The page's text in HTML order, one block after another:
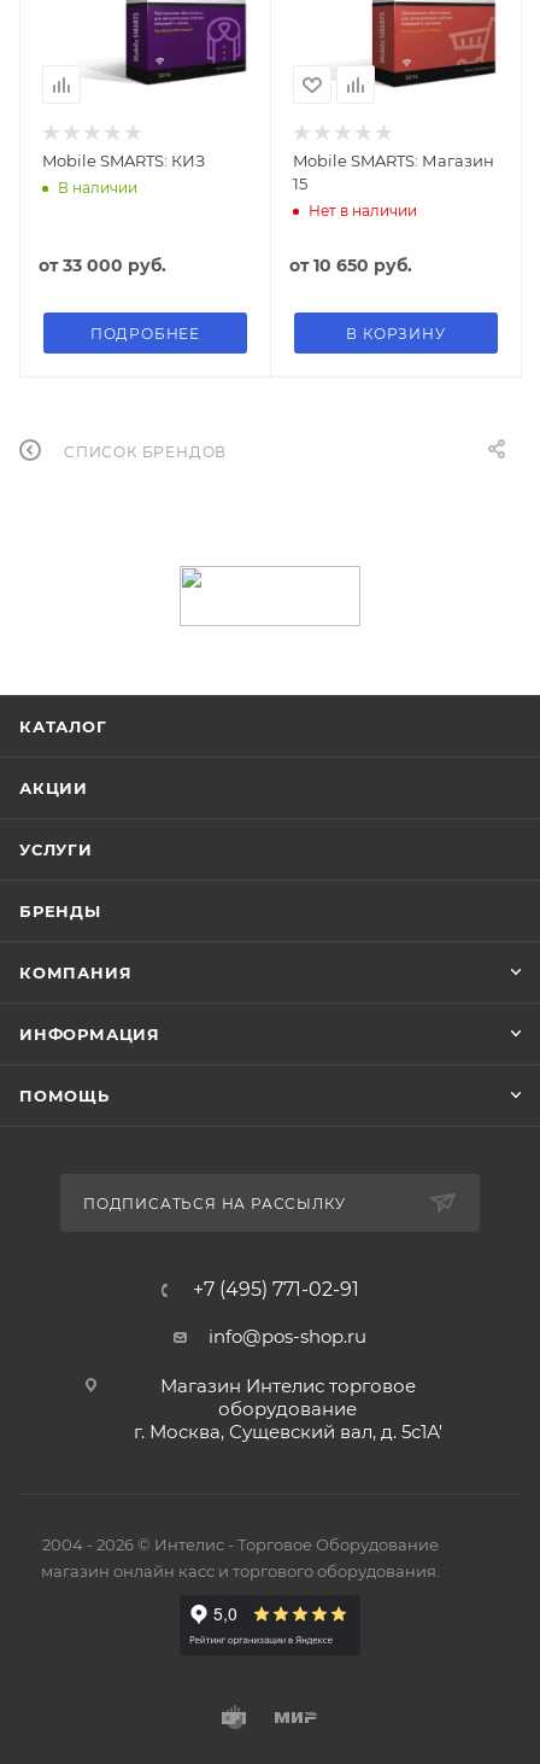
Mobile SMARTS: КИЗ
В наличии
от33 000 руб.
ПОДРОБНЕЕ
Mobile SMARTS: Магазин
15
Нет в наличии
от10 650 руб.
В КОРЗИНУ
СПИСОК БРЕНДОВ
КАТАЛОГ
АКЦИИ
УСЛУГИ
БРЕНДЫ
КОМПАНИЯ
ИНФОРМАЦИЯ
ПОМОЩЬ
ПОДПИСАТЬСЯ НА РАССЫЛКУ
+7 (495) 771-02-91
info@pos-shop.ru
Магазин Интелис торговое
оборудование
г. Москва, Сущевский вал, д. 5с1А'
2004 - 2026 © Интелис - Торговое Оборудование
магазин онлайн касс и торгового оборудования.